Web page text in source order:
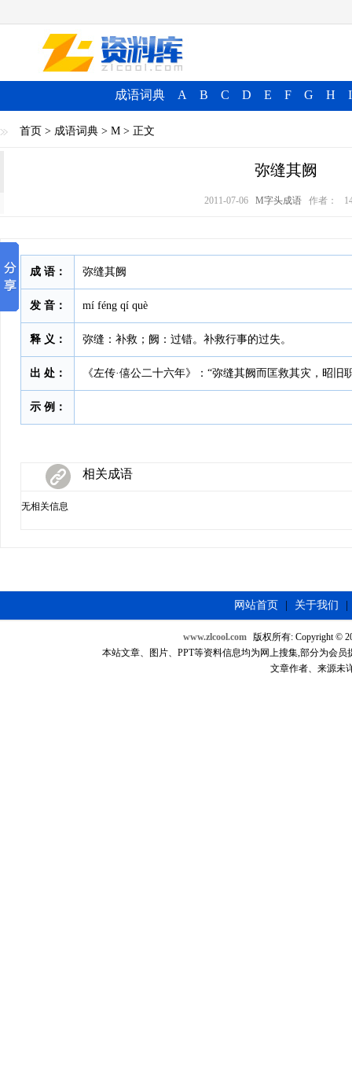
成语词典 A B C D E F G H I
首页 > 成语词典 > M > 正文
弥缝其阙
2011-07-06 M字头成语 作者：
成 语： 弥缝其阙
发 音： mí féng qí què
释 义： 弥缝：补救；阙：过错。补救行事的过失。
出 处： 《左传·僖公二十六年》：“弥缝其阙而匡救其灾，昭旧
示 例：
相关成语
无相关信息
网站首页 关于我们
www.zlcool.com 版权所有: Copyright ©
本站文章、图片、PPT等资料信息均为网上搜集,部分为会员
文章作者、来源未